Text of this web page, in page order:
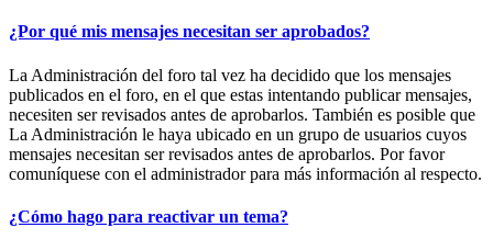
¿Por qué mis mensajes necesitan ser aprobados?
La Administración del foro tal vez ha decidido que los mensajes
publicados en el foro, en el que estas intentando publicar mensajes,
necesiten ser revisados antes de aprobarlos. También es posible que
La Administración le haya ubicado en un grupo de usuarios cuyos
mensajes necesitan ser revisados antes de aprobarlos. Por favor
comuníquese con el administrador para más información al respecto.
¿Cómo hago para reactivar un tema?